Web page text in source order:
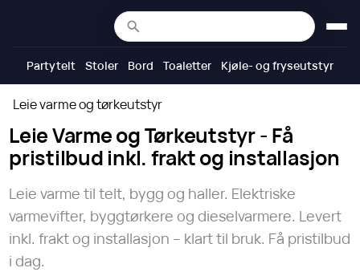
Partytelt Stoler Bord Toaletter Kjøle- og fryseutstyr
Leie varme og tørkeutstyr
Leie Varme og Tørkeutstyr - Få
pristilbud inkl. frakt og installasjon
Leie varme til telt, bygg og haller. Elektriske
varmevifter, byggtørkere og dieselvarmere. Levert
inkl. frakt og installasjon – klart til bruk. Få pristilbud
i dag.